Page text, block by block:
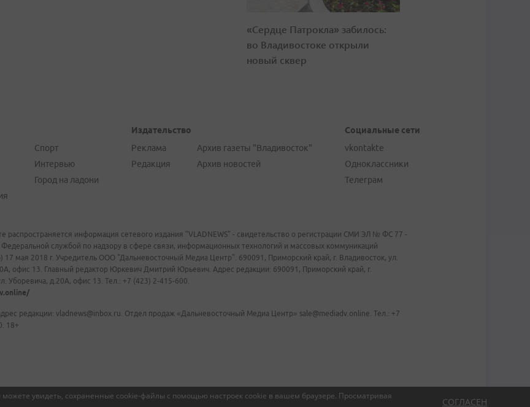
увидеть, сохраненные cookie-файлы с помощью настроек cookie в вашем браузере. Просматривая
СОГЛАСЕН
«Сердце Патрокла» забилось:
во Владивостоке открыли
новый сквер
Спорт
Интервью
Город на ладони
Издательство
Реклама
Редакция
Архив газеты "Владивосток"
Архив новостей
Социальные сети
vkontakte
Одноклассники
Телеграм
распространяется информация сетевого издания "VLADNEWS" - свидетельство о регистрации СМИ ЭЛ № ФС 77 -
службой по надзору в сфере связи, информационных технологий и массовых коммуникаций
17 мая 2018 г. Учредитель ООО "Дальневосточный Медиа Центр". 690091, Приморский край, г. Владивосток, ул.
офис 13. Главный редактор Юркевич Дмитрий Юрьевич. Адрес редакции: 690091, Приморский край, г.
Уборевича, д.20А, офис 13. Тел.: +7 (423) 2-415-600.
редакции: vladnews@inbox.ru. Отдел продаж «Дальневосточный Медиа Центр» sale@mediadv.online. Тел.: +7
18+